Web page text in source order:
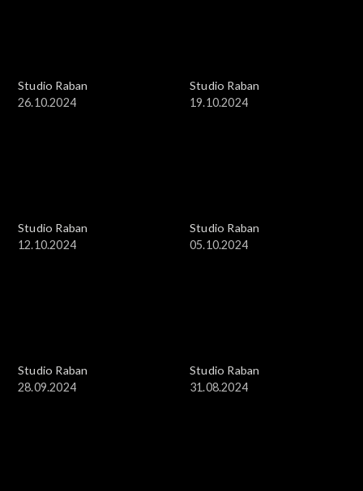
Studio Raban
26.10.2024
Studio Raban
19.10.2024
Studio Raban
12.10.2024
Studio Raban
05.10.2024
Studio Raban
28.09.2024
Studio Raban
31.08.2024